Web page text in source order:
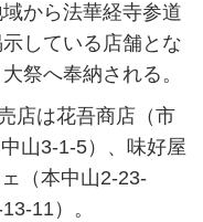
から法華経寺参道
している店舗とな
祭へ奉納される。
店は花吾商店（市
山3-1-5）、味好屋
（本中山2-23-
11）。